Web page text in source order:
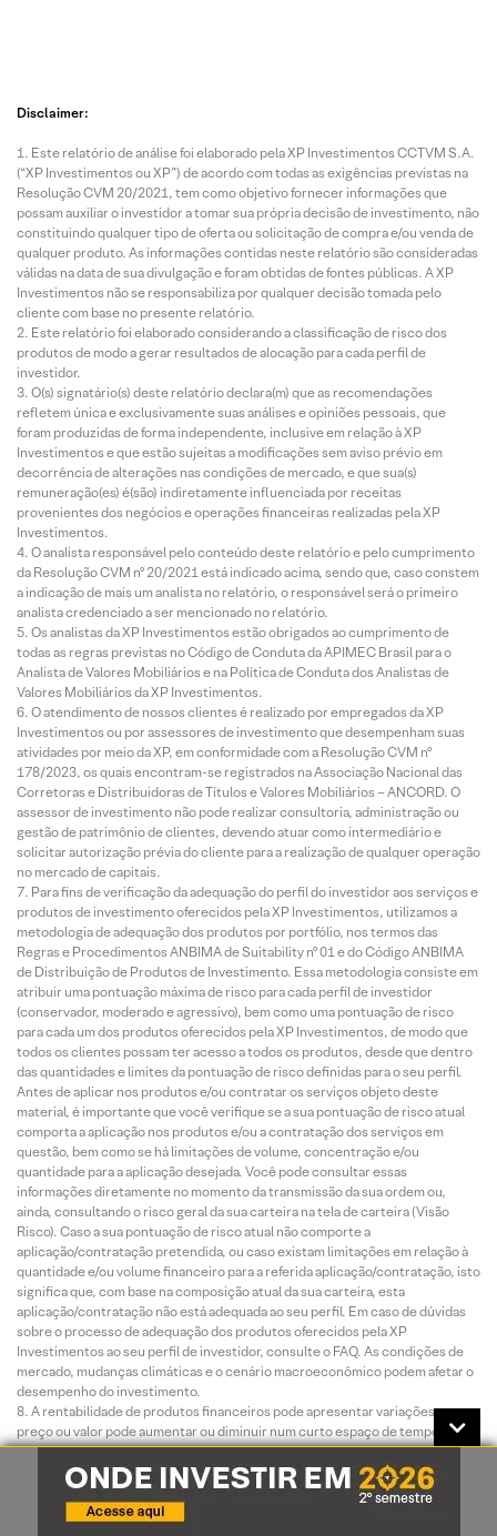
Disclaimer:
Este relatório de análise foi elaborado pela XP Investimentos CCTVM S.A.
(“XP Investimentos ou XP”) de acordo com todas as exigências previstas na
Resolução CVM 20/2021, tem como objetivo fornecer informações que
possam auxiliar o investidor a tomar sua própria decisão de investimento, não
constituindo qualquer tipo de oferta ou solicitação de compra e/ou venda de
qualquer produto. As informações contidas neste relatório são consideradas
válidas na data de sua divulgação e foram obtidas de fontes públicas. A XP
Investimentos não se responsabiliza por qualquer decisão tomada pelo
cliente com base no presente relatório.
Este relatório foi elaborado considerando a classificação de risco dos
produtos de modo a gerar resultados de alocação para cada perfil de
investidor.
O(s) signatário(s) deste relatório declara(m) que as recomendações
refletem única e exclusivamente suas análises e opiniões pessoais, que
foram produzidas de forma independente, inclusive em relação à XP
Investimentos e que estão sujeitas a modificações sem aviso prévio em
decorrência de alterações nas condições de mercado, e que sua(s)
remuneração(es) é(são) indiretamente influenciada por receitas
provenientes dos negócios e operações financeiras realizadas pela XP
Investimentos.
O analista responsável pelo conteúdo deste relatório e pelo cumprimento
da Resolução CVM nº 20/2021 está indicado acima, sendo que, caso constem
a indicação de mais um analista no relatório, o responsável será o primeiro
analista credenciado a ser mencionado no relatório.
Os analistas da XP Investimentos estão obrigados ao cumprimento de
todas as regras previstas no Código de Conduta da APIMEC Brasil para o
Analista de Valores Mobiliários e na Política de Conduta dos Analistas de
Valores Mobiliários da XP Investimentos.
O atendimento de nossos clientes é realizado por empregados da XP
Investimentos ou por assessores de investimento que desempenham suas
atividades por meio da XP, em conformidade com a Resolução CVM nº
178/2023, os quais encontram-se registrados na Associação Nacional das
Corretoras e Distribuidoras de Títulos e Valores Mobiliários – ANCORD. O
assessor de investimento não pode realizar consultoria, administração ou
gestão de patrimônio de clientes, devendo atuar como intermediário e
solicitar autorização prévia do cliente para a realização de qualquer operação
no mercado de capitais.
Para fins de verificação da adequação do perfil do investidor aos serviços e
produtos de investimento oferecidos pela XP Investimentos, utilizamos a
metodologia de adequação dos produtos por portfólio, nos termos das
Regras e Procedimentos ANBIMA de Suitability nº 01 e do Código ANBIMA
de Distribuição de Produtos de Investimento. Essa metodologia consiste em
atribuir uma pontuação máxima de risco para cada perfil de investidor
(conservador, moderado e agressivo), bem como uma pontuação de risco
para cada um dos produtos oferecidos pela XP Investimentos, de modo que
todos os clientes possam ter acesso a todos os produtos, desde que dentro
das quantidades e limites da pontuação de risco definidas para o seu perfil.
Antes de aplicar nos produtos e/ou contratar os serviços objeto deste
material, é importante que você verifique se a sua pontuação de risco atual
comporta a aplicação nos produtos e/ou a contratação dos serviços em
questão, bem como se há limitações de volume, concentração e/ou
quantidade para a aplicação desejada. Você pode consultar essas
informações diretamente no momento da transmissão da sua ordem ou,
ainda, consultando o risco geral da sua carteira na tela de carteira (Visão
Risco). Caso a sua pontuação de risco atual não comporte a
aplicação/contratação pretendida, ou caso existam limitações em relação à
quantidade e/ou volume financeiro para a referida aplicação/contratação, isto
significa que, com base na composição atual da sua carteira, esta
aplicação/contratação não está adequada ao seu perfil. Em caso de dúvidas
sobre o processo de adequação dos produtos oferecidos pela XP
Investimentos ao seu perfil de investidor, consulte o FAQ. As condições de
mercado, mudanças climáticas e o cenário macroeconômico podem afetar o
desempenho do investimento.
A rentabilidade de produtos financeiros pode apresentar variações e seu
preço ou valor pode aumentar ou diminuir num curto espaço de tempo. Os
desempenhos anteriores não são necessariamente indicativos de resultados
futuros. A rentabilidade divulgada não é líquida de impostos. As informações
presentes neste material são baseadas em simulações e os resultados reais
poderão ser significativamente diferentes.
Este relatório é destinado à circulação exclusiva para a rede de